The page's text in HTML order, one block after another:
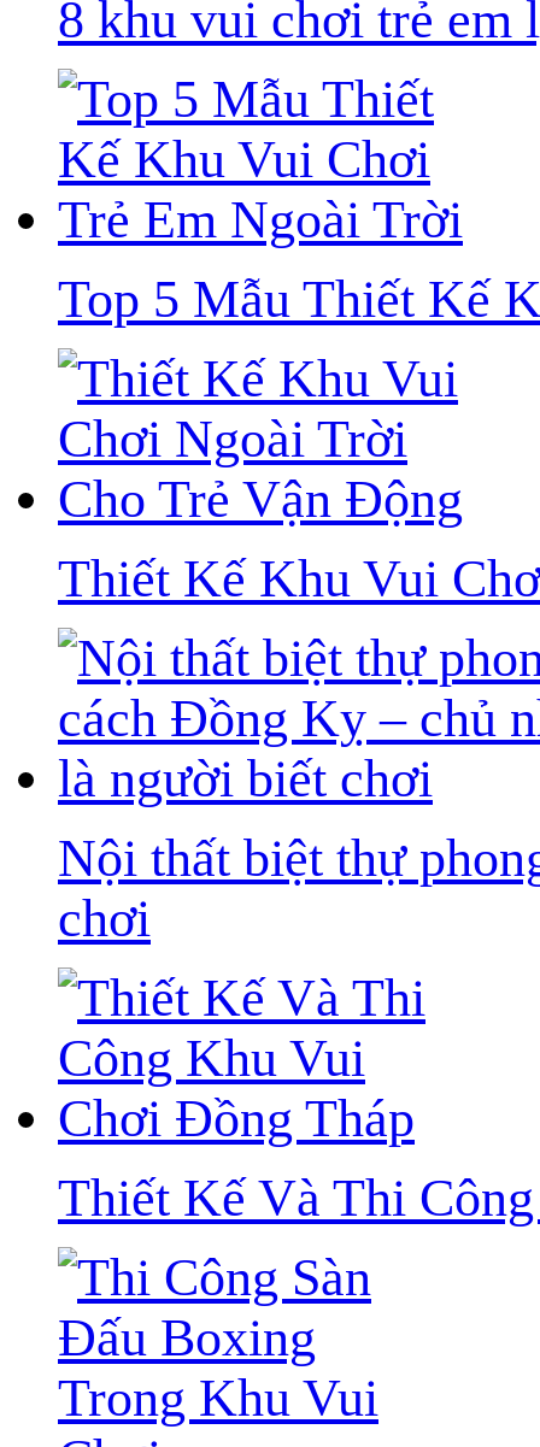
8 khu vui chơi trẻ em
Top 5 Mẫu Thiết Kế
Thiết Kế Khu Vui
Nội thất biệt thự
chơi
Thiết Kế Và Thi